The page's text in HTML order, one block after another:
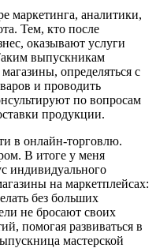
маркетинга, аналитики,
Тем, кто после
оказывают услуги
выпускникам
определяться с
и проводить
по вопросам
продукции.
в онлайн-торговлю.
В итоге у меня
индивидуального
на маркетплейсах:
без больших
не бросают своих
помогая развиваться в
мастерской